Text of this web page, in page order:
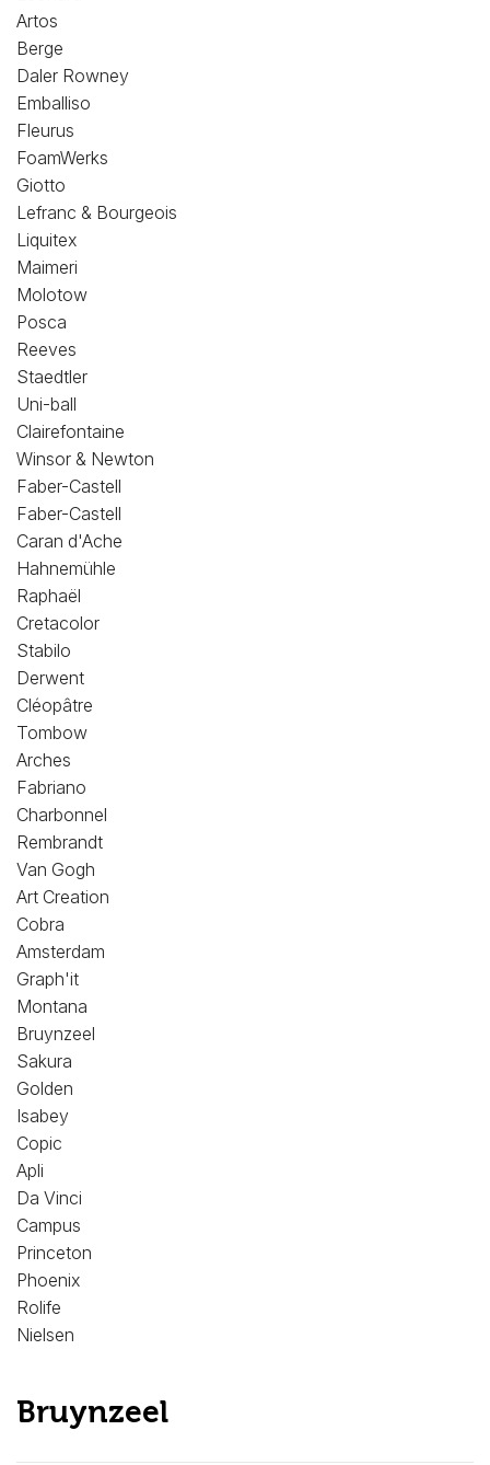
Loisirs Créatifs
Coffrets & cadeaux
Encadrement
mail
Artos
Berge
Daler Rowney
Emballiso
Fleurus
FoamWerks
Giotto
Lefranc & Bourgeois
Liquitex
Maimeri
Molotow
Posca
Reeves
Staedtler
Uni-ball
Clairefontaine
Winsor & Newton
Faber-Castell
Faber-Castell
Caran d'Ache
Hahnemühle
Raphaël
Cretacolor
Stabilo
Derwent
Cléopâtre
Tombow
Arches
Fabriano
Charbonnel
Rembrandt
Van Gogh
Art Creation
Cobra
Amsterdam
Graph'it
Montana
Bruynzeel
Sakura
Golden
Isabey
Copic
Apli
Da Vinci
Campus
Princeton
Phoenix
Rolife
Nielsen
Bruynzeel